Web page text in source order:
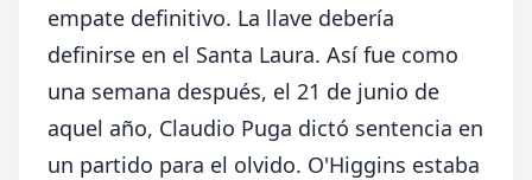
empate definitivo. La llave debería
definirse en el Santa Laura. Así fue como
una semana después, el 21 de junio de
aquel año, Claudio Puga dictó sentencia en
un partido para el olvido. O'Higgins estaba